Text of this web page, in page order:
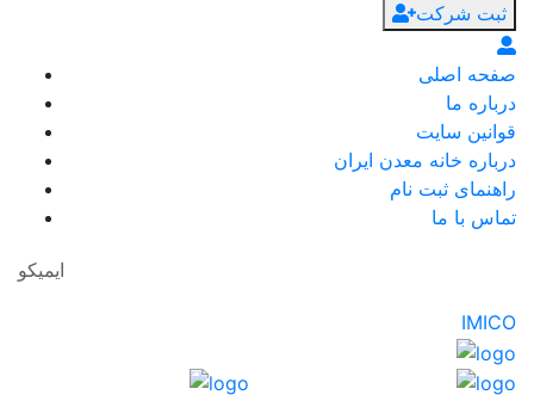
ثبت شرکت
صفحه اصلی
درباره ما
قوانین سایت
درباره خانه معدن ایران
راهنمای ثبت نام
تماس با ما
ایمیکو
IMICO